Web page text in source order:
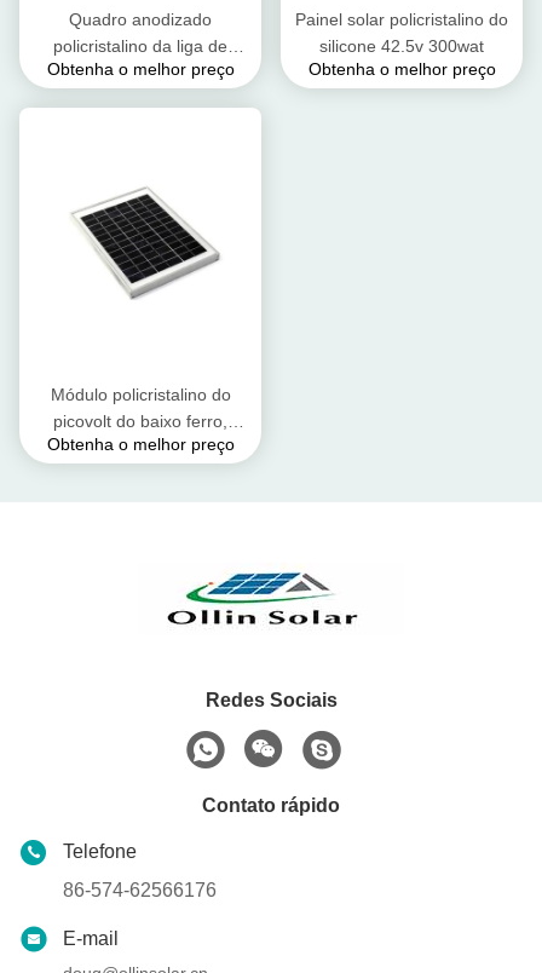
Quadro anodizado
policristalino da liga de
alumínio de painel solar dos
Obtenha o melhor preço
Painel solar policristalino do
silicone 42.5v 300wat
Obtenha o melhor preço
Módulo policristalino do
picovolt do baixo ferro,
painéis solares industriais
Obtenha o melhor preço
Redes Sociais
Contato rápido
Telefone
86-574-62566176
E-mail